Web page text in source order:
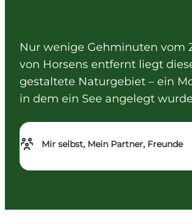
Nur wenige Gehminuten vom
von Horsens entfernt liegt
gestaltete Naturgebiet – ein
in dem ein See angelegt
Mir selbst, Mein Partner, Freunde